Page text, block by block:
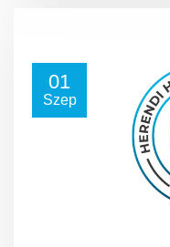
01
Szep